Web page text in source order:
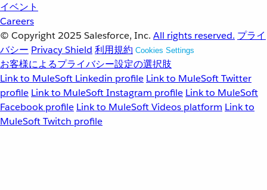
イベント
Careers
© Copyright 2025 Salesforce, Inc. All rights reserved. プライ
バシー Privacy Shield 利用規約 Cookies Settings
お客様によるプライバシー設定の選択肢
Link to MuleSoft Linkedin profile Link to MuleSoft Twitter
profile Link to MuleSoft Instagram profile Link to MuleSoft
Facebook profile Link to MuleSoft Videos platform Link to
MuleSoft Twitch profile